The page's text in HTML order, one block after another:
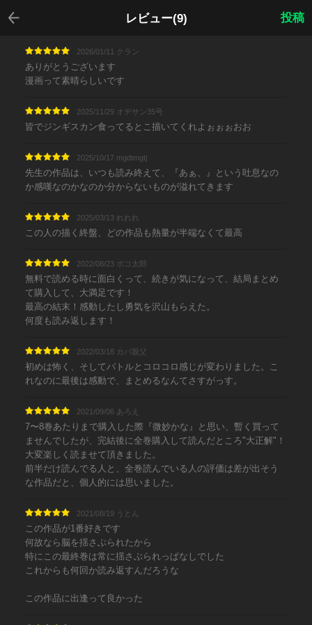
レビュー(9)
戻る
投稿
2026/01/11 クラン
ありがとうございます
漫画って素晴らしいです
2025/11/29 オヂサン35号
皆でジンギスカン食ってるとこ描いてくれよぉぉぉおお
2025/10/17 mgdtmgtj
先生の作品は、いつも読み終えて、『あぁ、』という吐息なの
か感嘆なのかなのか分からないものが溢れてきます
2025/03/13 れれれ
この人の描く終盤、どの作品も熱量が半端なくて最高
2022/08/23 ポコ太郎
無料で読める時に面白くって、続きが気になって、結局まとめ
て購入して、大満足です！
最高の結末！感動したし勇気を沢山もらえた。
何度も読み返します！
2022/03/18 カバ親父
初めは怖く、そしてバトルとコロコロ感じが変わりました。こ
れなのに最後は感動で、まとめるなんてさすがっす。
2021/09/06 あろえ
7〜8巻あたりまで購入した際『微妙かな』と思い、暫く買って
ませんでしたが、完結後に全巻購入して読んだところ"大正解"！
大変楽しく読ませて頂きました。
前半だけ読んでる人と、全巻読んでいる人の評価は差が出そう
な作品だと、個人的には思いました。
2021/08/19 うとん
この作品が1番好きです
何故なら脳を揺さぶられたから
特にこの最終巻は常に揺さぶられっぱなしでした
これからも何回か読み返すんだろうな
この作品に出逢って良かった